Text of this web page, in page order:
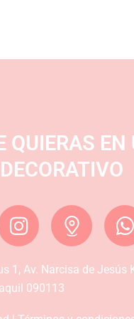
QUIERAS EN
I
n
t
a
h
t
1, Av. Narcisa de Jesús
090113